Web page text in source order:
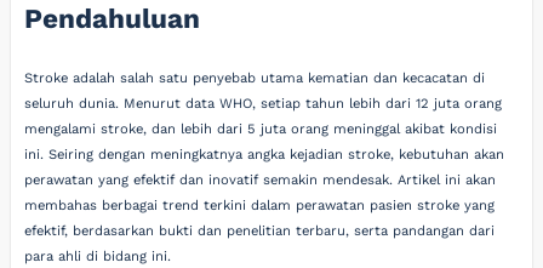
Pendahuluan
Stroke adalah salah satu penyebab utama kematian dan kecacatan di
seluruh dunia. Menurut data WHO, setiap tahun lebih dari 12 juta orang
mengalami stroke, dan lebih dari 5 juta orang meninggal akibat kondisi
ini. Seiring dengan meningkatnya angka kejadian stroke, kebutuhan akan
perawatan yang efektif dan inovatif semakin mendesak. Artikel ini akan
membahas berbagai trend terkini dalam perawatan pasien stroke yang
efektif, berdasarkan bukti dan penelitian terbaru, serta pandangan dari
para ahli di bidang ini.